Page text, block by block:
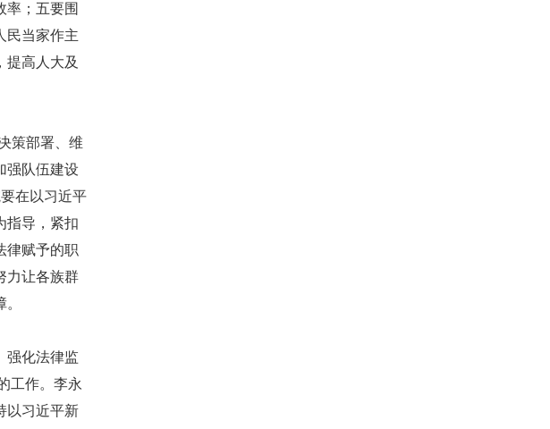
率；五要围
民当家作主
提高人大及
策部署、维
强队伍建设
在以习近平
指导，紧扣
律赋予的职
力让各族群
强化法律监
工作。李永
以习近平新